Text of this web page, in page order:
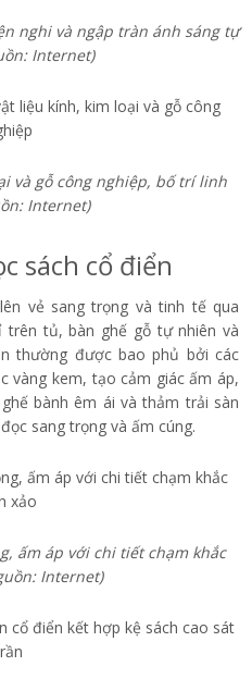
nghi và ngập tràn ánh sáng tự
Internet)
và gỗ công nghiệp, bố trí linh
Internet)
sách cổ điển
vẻ sang trọng và tinh tế qua
tủ, bàn ghế gỗ tự nhiên và
thường được bao phủ bởi các
vàng kem, tạo cảm giác ấm áp,
bành êm ái và thảm trải sàn
sang trọng và ấm cúng.
ấm áp với chi tiết chạm khắc
Internet)